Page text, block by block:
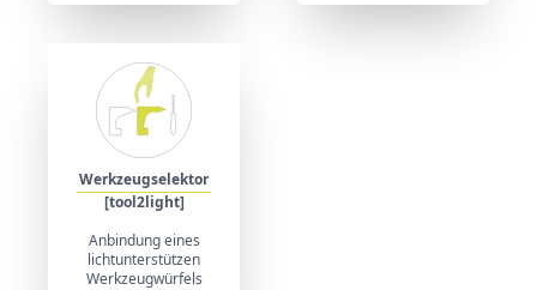
Werkzeugselektor
[tool2light]
Anbindung eines
lichtunterstützen
Werkzeugwürfels